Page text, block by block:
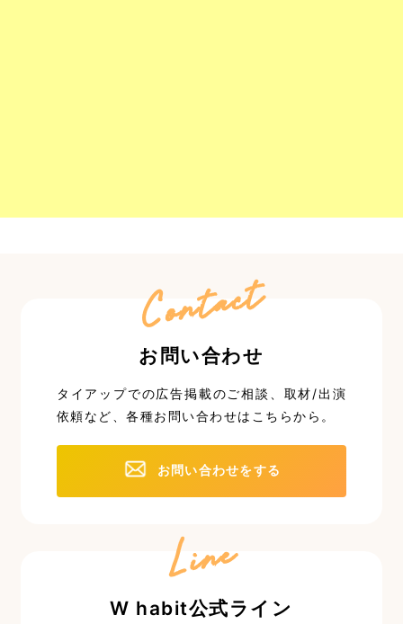
お問い合わせ
Contact
タイアップでの広告掲載のご相談、取材/出演
依頼など、各種お問い合わせはこちらから。
お問い合わせをする
W habit公式ライン
Line